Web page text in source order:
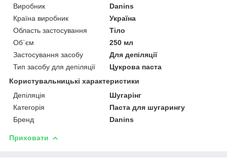
Виробник
Danins
Країна виробник
Україна
Область застосування
Тіло
Об`єм
250 мл
Застосування засобу
Для депіляції
Тип засобу для депіляції
Цукрова паста
Користувальницькі характеристики
Депіляція
Шугарінг
Категорія
Паста для шугарингу
Бренд
Danins
Приховати